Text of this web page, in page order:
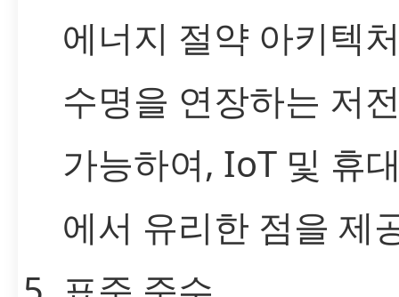
에너지 절약 아키텍
수명을 연장하는 저
가능하여, IoT 및 휴
에서 유리한 점을 제